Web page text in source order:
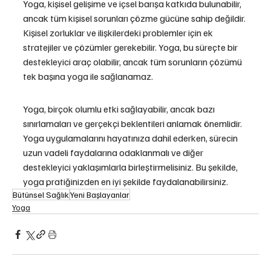
Yoga, kişisel gelişime ve içsel barışa katkıda bulunabilir,
ancak tüm kişisel sorunları çözme gücüne sahip değildir.
Kişisel zorluklar ve ilişkilerdeki problemler için ek
stratejiler ve çözümler gerekebilir. Yoga, bu süreçte bir
destekleyici araç olabilir, ancak tüm sorunların çözümü
tek başına yoga ile sağlanamaz.
Yoga, birçok olumlu etki sağlayabilir, ancak bazı
sınırlamaları ve gerçekçi beklentileri anlamak önemlidir.
Yoga uygulamalarını hayatınıza dahil ederken, sürecin
uzun vadeli faydalarına odaklanmalı ve diğer
destekleyici yaklaşımlarla birleştirmelisiniz. Bu şekilde,
yoga pratiğinizden en iyi şekilde faydalanabilirsiniz.
Bütünsel SağlıkYeni Başlayanlar
Yoga